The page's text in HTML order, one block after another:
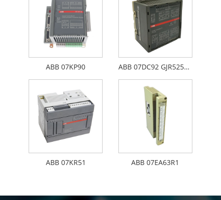
ABB 07KP90 ABB 07DC92 GJR5252200R0101
ABB 07KR51 ABB 07EA63R1